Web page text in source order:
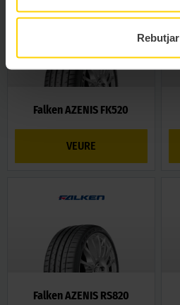
Rebutjar
Falken AZENIS FK520
VEURE
Falken AZENIS RS820